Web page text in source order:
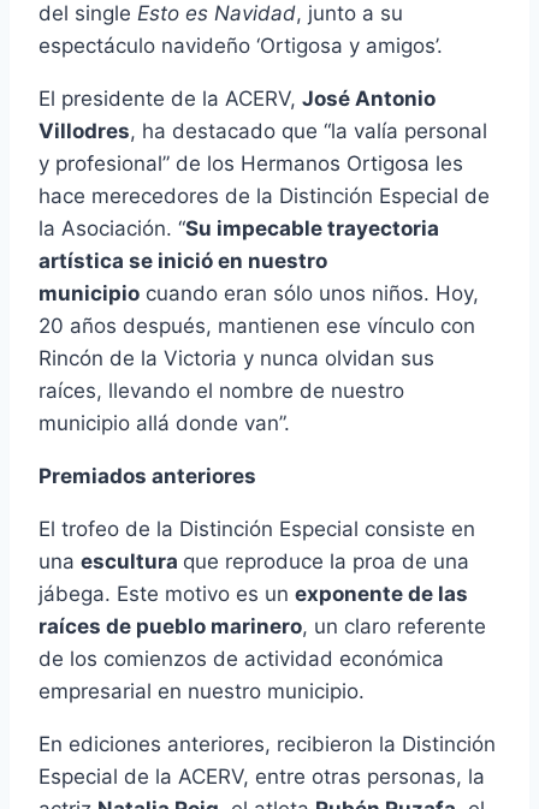
del single Esto es Navidad, junto a su
espectáculo navideño ‘Ortigosa y amigos’.
El presidente de la ACERV, José Antonio
Villodres, ha destacado que “la valía personal
y profesional” de los Hermanos Ortigosa les
hace merecedores de la Distinción Especial de
la Asociación. “Su impecable trayectoria
artística se inició en nuestro
municipio cuando eran sólo unos niños. Hoy,
20 años después, mantienen ese vínculo con
Rincón de la Victoria y nunca olvidan sus
raíces, llevando el nombre de nuestro
municipio allá donde van”.
Premiados anteriores
El trofeo de la Distinción Especial consiste en
una escultura que reproduce la proa de una
jábega. Este motivo es un exponente de las
raíces de pueblo marinero, un claro referente
de los comienzos de actividad económica
empresarial en nuestro municipio.
En ediciones anteriores, recibieron la Distinción
Especial de la ACERV, entre otras personas, la